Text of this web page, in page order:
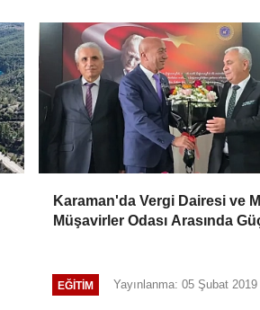
Karaman'da Vergi Dairesi ve
Müşavirler Odası Arasında
EĞITIM Yayınlanma: 05 Şubat